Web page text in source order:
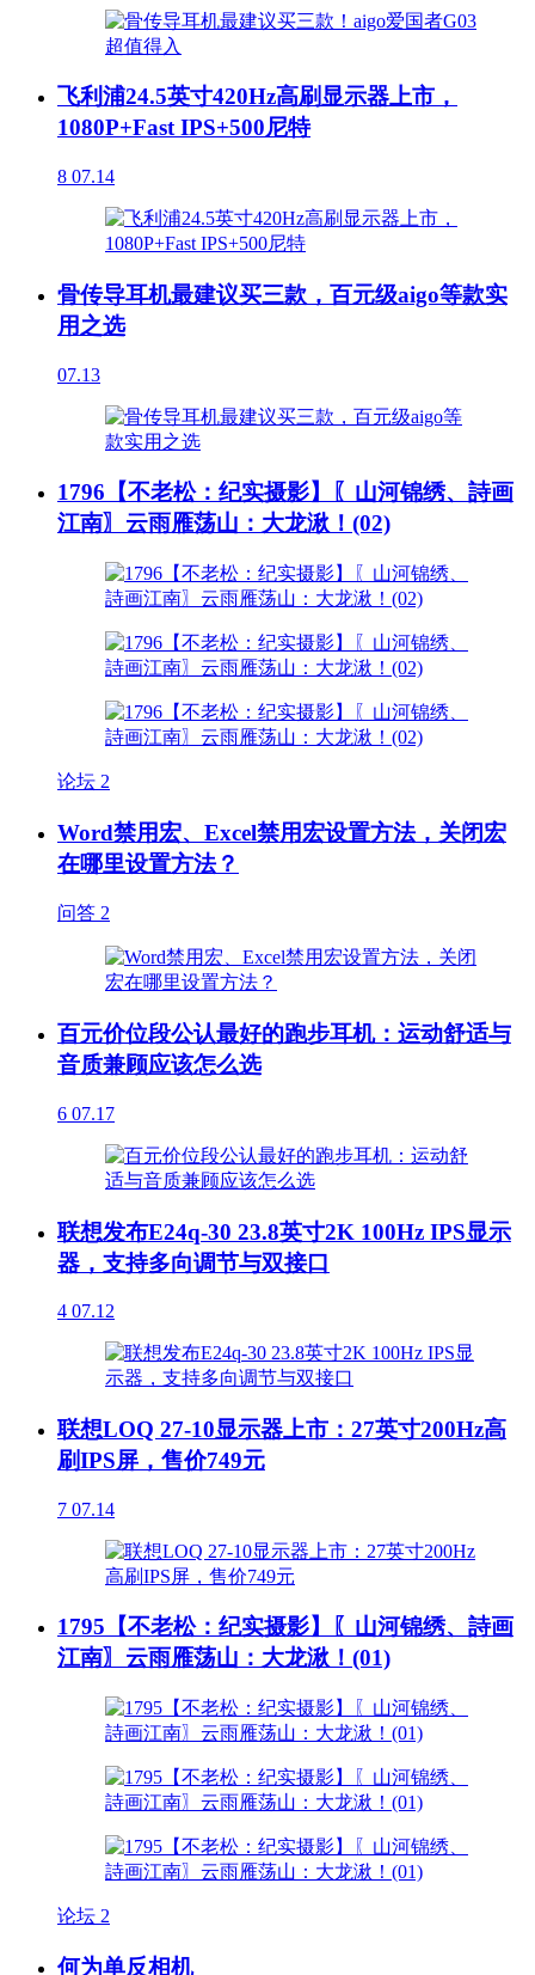
飞利浦24.5英寸420Hz高刷显示器上市，
1080P+Fast IPS+500尼特
8 07.14
骨传导耳机最建议买三款，百元级aigo等款实
用之选
07.13
1796【不老松：纪实摄影】〖山河锦绣、詩画
江南〗云雨雁荡山：大龙湫！(02)
论坛 2
Word禁用宏、Excel禁用宏设置方法，关闭宏
在哪里设置方法？
问答 2
百元价位段公认最好的跑步耳机：运动舒适与
音质兼顾应该怎么选
6 07.17
联想发布E24q-30 23.8英寸2K 100Hz IPS显示
器，支持多向调节与双接口
4 07.12
联想LOQ 27-10显示器上市：27英寸200Hz高
刷IPS屏，售价749元
7 07.14
1795【不老松：纪实摄影】〖山河锦绣、詩画
江南〗云雨雁荡山：大龙湫！(01)
论坛 2
何为单反相机